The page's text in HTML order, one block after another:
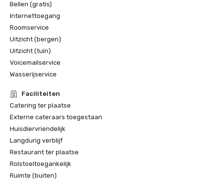
Bellen (gratis)
Internettoegang
Roomservice
Uitzicht (bergen)
Uitzicht (tuin)
Voicemailservice
Wasserijservice
Faciliteiten
Catering ter plaatse
Externe cateraars toegestaan
Huisdiervriendelijk
Langdurig verblijf
Restaurant ter plaatse
Rolstoeltoegankelijk
Ruimte (buiten)